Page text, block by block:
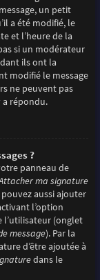
un petit
a été modifié, le
et l’heure de la
si un modérateur
ils ont la
modifié le message
ne peuvent pas
a répondu.
?
panneau de
ma signature
aussi ajouter
l’option
l’utilisateur (onglet
message). Par la
d’être ajoutée à
dans le